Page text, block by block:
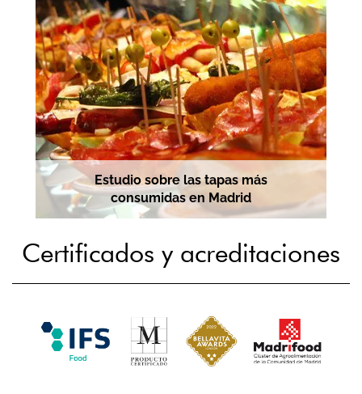
Estudio sobre las tapas más
consumidas en Madrid
Certificados y acreditaciones